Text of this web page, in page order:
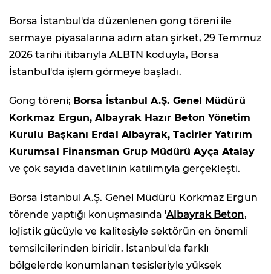
Borsa İstanbul'da düzenlenen gong töreni ile
sermaye piyasalarına adım atan şirket, 29 Temmuz
2026 tarihi itibarıyla ALBTN koduyla, Borsa
İstanbul'da işlem görmeye başladı.
Gong töreni; Borsa İstanbul A.Ş. Genel Müdürü
Korkmaz Ergun, Albayrak Hazır Beton Yönetim
Kurulu Başkanı Erdal Albayrak, Tacirler Yatırım
Kurumsal Finansman Grup Müdürü Ayça Atalay
ve çok sayıda davetlinin katılımıyla gerçekleşti.
Borsa İstanbul A.Ş. Genel Müdürü Korkmaz Ergun
törende yaptığı konuşmasında 'Albayrak Beton,
lojistik gücüyle ve kalitesiyle sektörün en önemli
temsilcilerinden biridir. İstanbul'da farklı
bölgelerde konumlanan tesisleriyle yüksek